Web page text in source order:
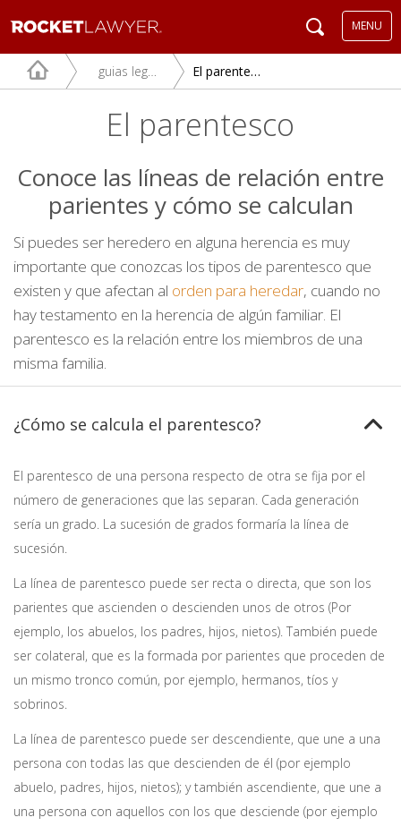
MENU
guias legales El parentesco
El parentesco
Conoce las líneas de relación entre
parientes y cómo se calculan
Si puedes ser heredero en alguna herencia es muy
importante que conozcas los tipos de parentesco que
existen y que afectan al orden para heredar, cuando no
hay testamento en la herencia de algún familiar. El
parentesco es la relación entre los miembros de una
misma familia.
¿Cómo se calcula el parentesco?
El parentesco de una persona respecto de otra se fija por el
número de generaciones que las separan. Cada generación
sería un grado. La sucesión de grados formaría la línea de
sucesión.
La línea de parentesco puede ser recta o directa, que son los
parientes que ascienden o descienden unos de otros (Por
ejemplo, los abuelos, los padres, hijos, nietos). También puede
ser colateral, que es la formada por parientes que proceden de
un mismo tronco común, por ejemplo, hermanos, tíos y
sobrinos.
La línea de parentesco puede ser descendiente, que une a una
persona con todas las que descienden de él (por ejemplo
abuelo, padres, hijos, nietos); y también ascendiente, que une a
una persona con aquellos con los que desciende (por ejemplo